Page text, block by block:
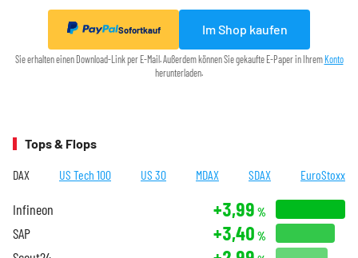
Sofortkauf Im Shop kaufen
Sie erhalten einen Download-Link per E-Mail. Außerdem können Sie gekaufte E-Paper in Ihrem Konto
herunterladen.
Tops & Flops
DAX US Tech 100 US 30 MDAX SDAX EuroStoxx
Infineon +3,99 %
SAP +3,40 %